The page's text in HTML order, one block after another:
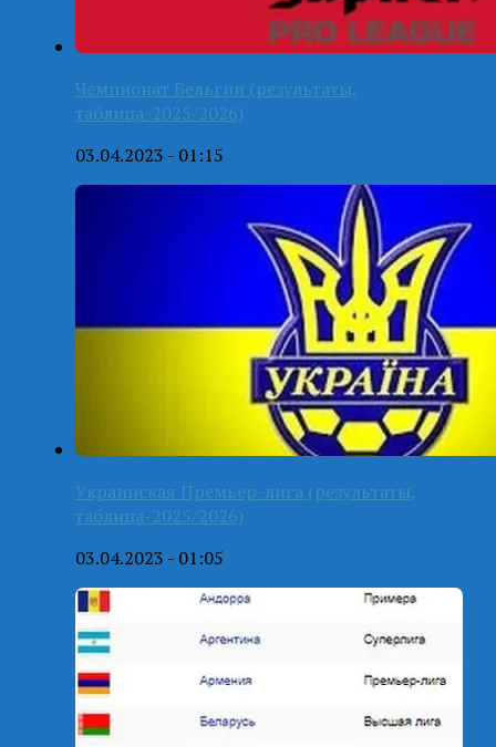
Чемпионат Бельгии (результаты,
таблица-2025/2026)
03.04.2023 - 01:15
Украинская Премьер-лига (результаты,
таблица-2025/2026)
03.04.2023 - 01:05